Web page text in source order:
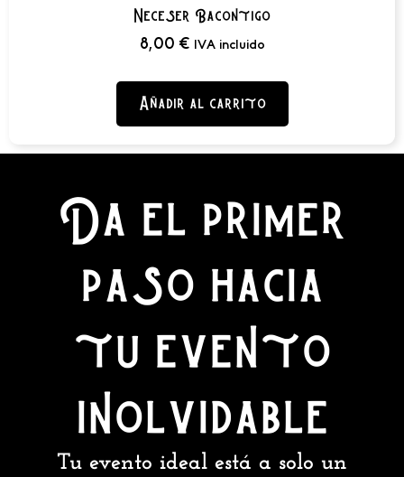
Neceser Bacontigo
8,00 € IVA incluido
Añadir al carrito
Da el primer
paso hacia
tu evento
inolvidable
Tu evento ideal está a solo un